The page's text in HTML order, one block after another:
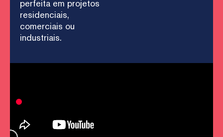
perfeita em projetos
residenciais,
comerciais ou
industriais.